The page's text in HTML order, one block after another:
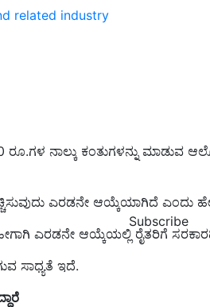
related industry
Subscribe
ರೂ.ಗಳ ನಾಲ್ಕು ಕಂತುಗಳನ್ನು ಮಾಡುವ
ಎರಡನೇ ಆಯ್ಕೆಯಾಗಿದೆ ಎಂದು
ಎರಡನೇ ಆಯ್ಕೆಯಲ್ಲಿ ರೈತರಿಗೆ
ಸಾಧ್ಯತೆ ಇದೆ.